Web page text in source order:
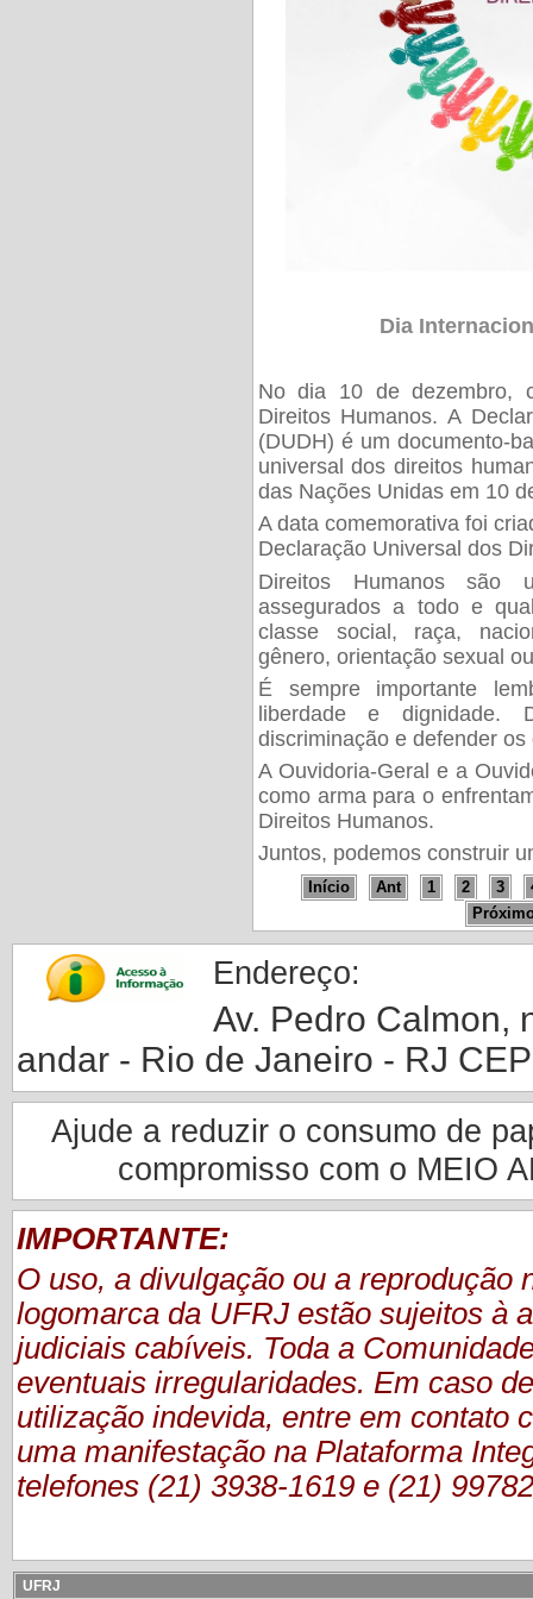
Dia
No dia 10 de dezembro,
Direitos Humanos. A
(DUDH) é um documento-
universal dos direitos
das Nações Unidas em 10
A data comemorativa foi
Declaração Universal dos
Direitos Humanos são
assegurados a todo e
classe social, raça,
gênero, orientação sexual
É sempre importante
liberdade e dignidade.
discriminação e defender
A Ouvidoria-Geral e a
como arma para o
Direitos Humanos.
Juntos, podemos construir
Início Ant 1 2 3
Endereço:
Av. Pedro Calmon,
andar - Rio de Janeiro - RJ
Ajude a reduzir o consumo de
compromisso com o MEIO
IMPORTANTE:
O uso, a divulgação ou a reprodução
logomarca da UFRJ estão sujeitos à
judiciais cabíveis. Toda a
eventuais irregularidades. Em caso
utilização indevida, entre em contato
uma manifestação na Plataforma
telefones (21) 3938-1619 e (21)
UFRJ